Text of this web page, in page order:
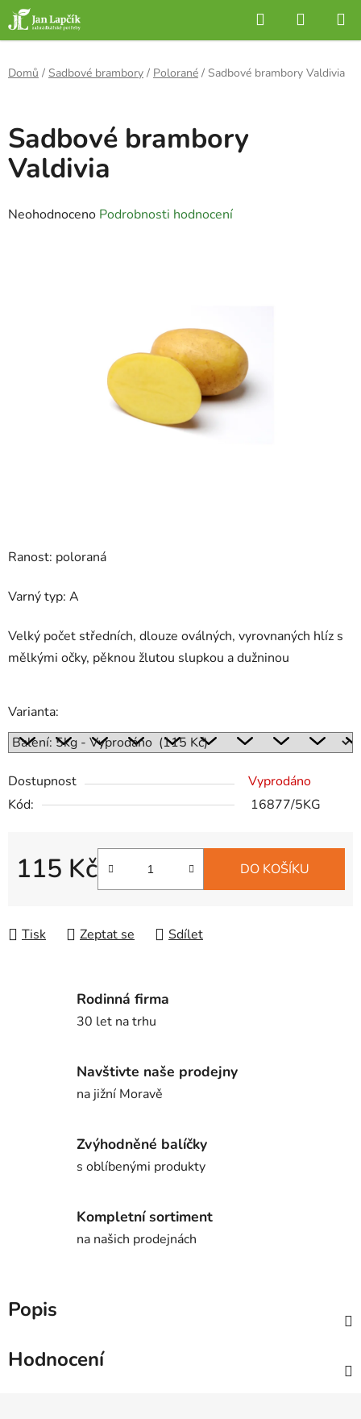
Přejít
na
obsah
Hledat
KOŠÍK
Domů / Sadbové brambory / Polorané / Sadbové brambory Valdivia
Ranost: poloraná
Varný typ: A
Velký počet středních, dlouze oválných, vyrovnaných hlíz s
mělkými očky, pěknou žlutou slupkou a dužninou
Varianta:
Dostupnost
Vyprodáno
Kód:
16877/5KG
115 Kč DO KOŠÍKU
Tisk Zeptat se Sdílet
Sadbové brambory
Valdivia
Průměrné
Neohodnoceno Podrobnosti hodnocení
Rodinná firma
30 let na trhu
Navštivte naše prodejny
na jižní Moravě
Zvýhodněné balíčky
s oblíbenými produkty
Kompletní sortiment
na našich prodejnách
Popis
Hodnocení